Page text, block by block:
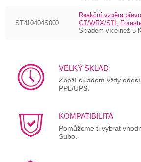
ST410404S000
Reakční vzpěra
GT/WRX/STI,
Skladem více než 5
VELKÝ SKLAD
Zboží skladem vždy
PPL/UPS.
KOMPATIBILITA
Pomůžeme ti vybrat
Subo.